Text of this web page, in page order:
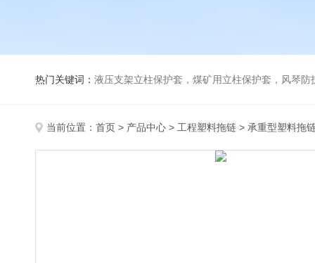
热门关键词： 液压支架立柱保护套，煤矿用立柱保护套，风琴
当前位置： 首页 > 产品中心 > 工程塑料拖链 > 承重型塑料拖